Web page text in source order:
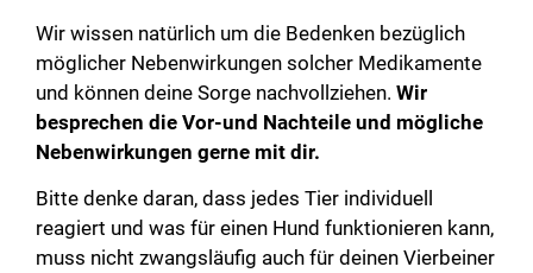
Wir wissen natürlich um die Bedenken bezüglich
möglicher Nebenwirkungen solcher Medikamente
und können deine Sorge nachvollziehen. Wir
besprechen die Vor-und Nachteile und mögliche
Nebenwirkungen gerne mit dir.
Bitte denke daran, dass jedes Tier individuell
reagiert und was für einen Hund funktionieren kann,
muss nicht zwangsläufig auch für deinen Vierbeiner